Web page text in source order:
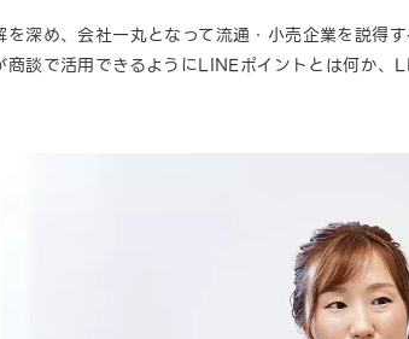
を深め、会社一丸となって流通・小売企業を説得
商談で活用できるようにLINEポイントとは何か、